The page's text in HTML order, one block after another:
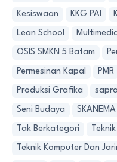
Kesiswaan KKG PAI
Lean School
OSIS SMKN 5 Batam
Permesinan Kapal PMR
Produksi Grafika
Seni Budaya
Tak Berkategori
Teknik Komputer Dan